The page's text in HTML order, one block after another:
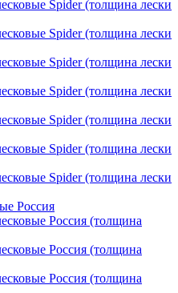
Spider (толщина лески
Spider (толщина лески
Spider (толщина лески
Spider (толщина лески
Spider (толщина лески
Spider (толщина лески
Spider (толщина лески
Россия
Россия (толщина
Россия (толщина
Россия (толщина